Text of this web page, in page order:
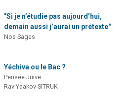
"Si je n’étudie pas aujourd’hui,
demain aussi j’aurai un prétexte"
Nos Sages
Yéchiva ou le Bac ?
Pensée Juive
Rav Yaakov SITRUK